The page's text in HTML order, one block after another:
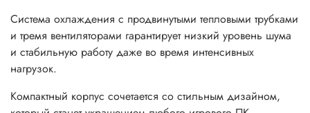
Система охлаждения с продвинутыми тепловыми трубками
и тремя вентиляторами гарантирует низкий уровень шума
и стабильную работу даже во время интенсивных
нагрузок.
Компактный корпус сочетается со стильным дизайном,